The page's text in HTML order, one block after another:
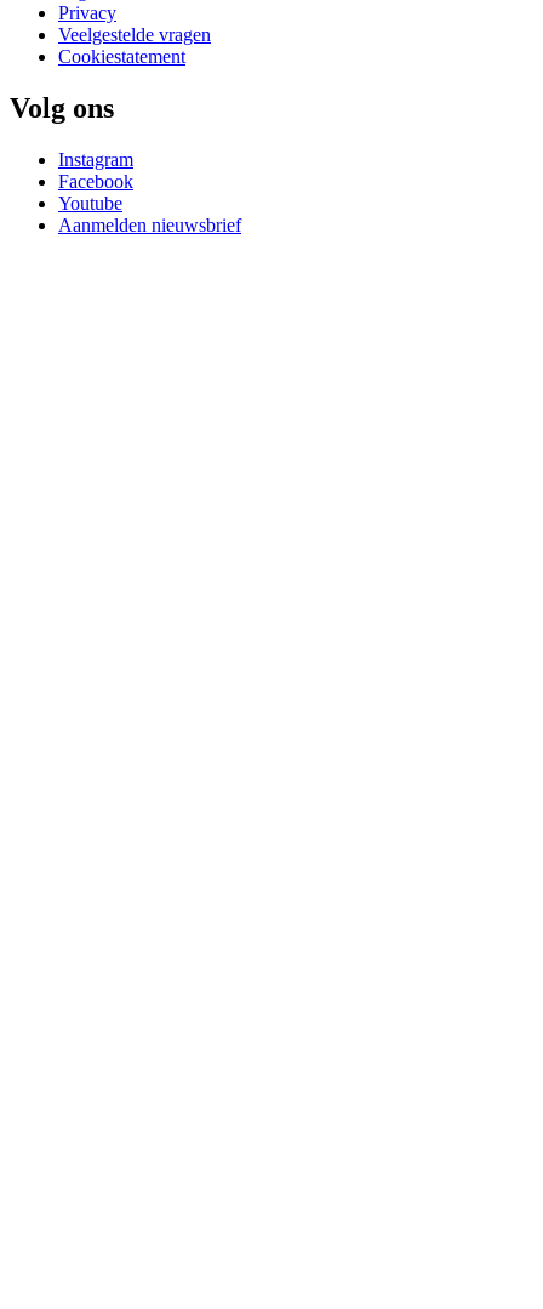
Privacy
Veelgestelde vragen
Cookiestatement
Volg ons
Instagram
Facebook
Youtube
Aanmelden nieuwsbrief